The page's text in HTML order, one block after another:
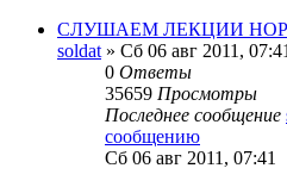
СЛУШАЕМ ЛЕКЦИИ
soldat » Сб 06 авг 2011, 07:41
0 Ответы
35659 Просмотры
Последнее сообщение
сообщению
Сб 06 авг 2011, 07:41